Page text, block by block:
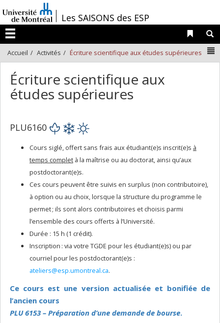
au
contenu
/Les SAISONS des ESP
Menu
Liens
Accueil Activités Écriture scientifique aux études supérieures
Écriture scientifique aux
études supérieures
PLU6160
Cours siglé, offert sans frais aux étudiant(e)s inscrit(e)s à
temps complet à la maîtrise ou au doctorat, ainsi qu’aux
postdoctorant(e)s.
Ces cours peuvent être suivis en surplus (non contributoire),
à option ou au choix, lorsque la structure du programme le
permet ; ils sont alors contributoires et choisis parmi
l’ensemble des cours offerts à l’Université.
Durée : 15 h (1 crédit).
Inscription : via votre TGDE pour les étudiant(e)s) ou par
courriel pour les postdoctorant(e)s :
ateliers@esp.umontreal.ca.
Ce cours est une version actualisée et bonifiée de
l’ancien cours
PLU 6153 – Préparation d’une demande de bourse.